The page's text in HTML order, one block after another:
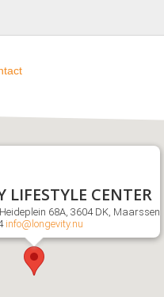
LIFESTYLE CENTER
68A, 3604 DK, Maarssen
info@longevity.nu